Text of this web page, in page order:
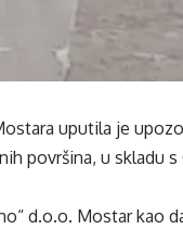
uputila je
površina, u skladu
d.o.o. Mostar kao